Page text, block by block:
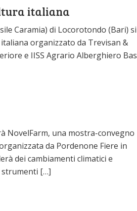
italiana
Caramia) di Locorotondo (Bari) si
organizzato da Trevisan &
e IISS Agrario Alberghiero
NovelFarm, una mostra-convegno
da Pordenone Fiere in
dei cambiamenti climatici e
strumenti […]